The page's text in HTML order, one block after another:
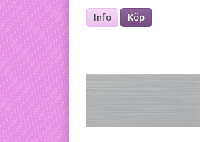
Info Köp